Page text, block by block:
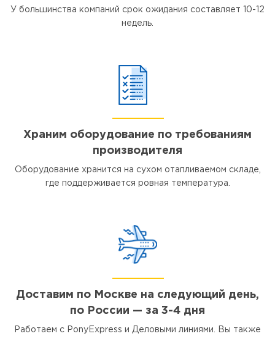
У большинства компаний срок ожидания составляет 10-12
недель.
Храним оборудование по требованиям
производителя
Оборудование хранится на сухом отапливаемом складе,
где поддерживается ровная температура.
Доставим по Москве на следующий день,
по России — за 3-4 дня
Работаем с PonyExpress и Деловыми линиями. Вы также